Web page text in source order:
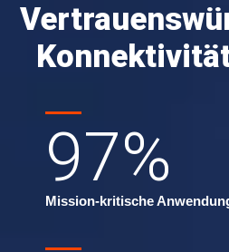
97%
Mission-kritische